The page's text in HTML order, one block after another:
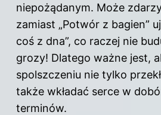
niepożądanym. Może
zamiast „Potwór z bagien”
coś z dna”, co raczej nie
grozy! Dlatego ważne jest,
spolszczeniu nie tylko
także wkładać serce w
terminów.